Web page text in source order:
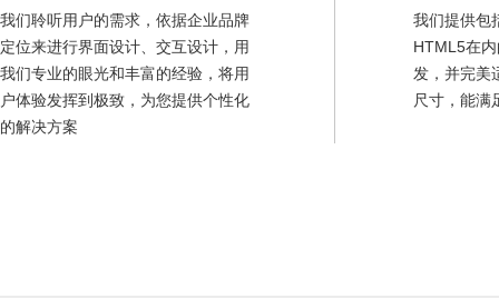
我们聆听用户的需求，依据企业品牌
定位来进行界面设计、交互设计，用
我们专业的眼光和丰富的经验，将用
户体验发挥到极致，为您提供个性化
的解决方案
我们提供包
HTML5在
发，并完美
尺寸，能满